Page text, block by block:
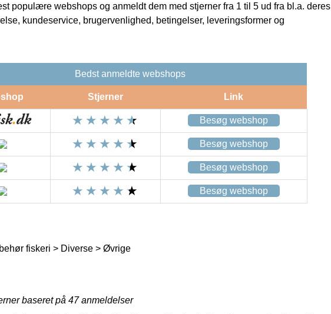
populære webshops og anmeldt dem med stjerner fra 1 til 5 ud fra bl.a. deres
kundeservice, brugervenlighed, betingelser, leveringsformer og
Bedst anmeldte webshops
Stjerner Link
Besøg webshop
Besøg webshop
Besøg webshop
Besøg webshop
fiskeri > Diverse > Øvrige
baseret på 47anmeldelser